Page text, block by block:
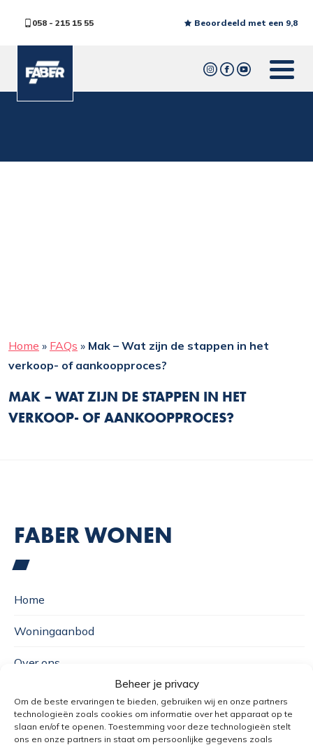
Beheer je privacy
Om de beste ervaringen te bieden, gebruiken wij en onze partners
technologieën zoals cookies om informatie over het apparaat op te
slaan en/of te openen. Toestemming voor deze technologieën stelt
ons en onze partners in staat om persoonlijke gegevens zoals
058 - 215 15 55 Beoordeeld met een 9,8
Home » FAQs » Mak – Wat zijn de stappen in het
verkoop- of aankoopproces?
MAK – WAT ZIJN DE STAPPEN IN HET
VERKOOP- OF AANKOOPPROCES?
FABER WONEN
Home
Woningaanbod
Over ons
Contact